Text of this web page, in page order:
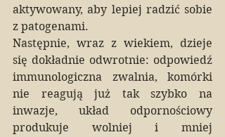
aktywowany, aby lepiej radzić sobie
z patogenami.
Następnie, wraz z wiekiem, dzieje
się dokładnie odwrotnie: odpowiedź
immunologiczna zwalnia, komórki
nie reagują już tak szybko na
inwazje, układ odpornościowy
produkuje wolniej i mniej